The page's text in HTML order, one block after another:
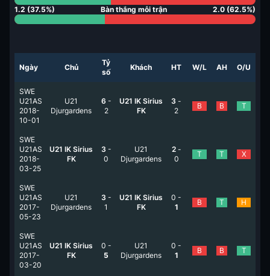
1.2 (37.5%) Bàn thắng mỗi trận 2.0 (62.5%)
Ngày Chủ
Tỷ
số
Khách HT W/L AH O/U
SWE
U21AS
2018-
10-01
U21
Djurgardens
6 -
2
U21 IK Sirius
FK
3 -
2
B B T
SWE
U21AS
2018-
03-25
U21 IK Sirius
FK
3 -
0
U21
Djurgardens
2 -
0
T T X
SWE
U21AS
2017-
05-23
U21
Djurgardens
3 -
1
U21 IK Sirius
FK
0 -
1
B T H
SWE
U21AS
2017-
03-20
U21 IK Sirius
FK
0 -
5
U21
Djurgardens
0 -
1
B B T